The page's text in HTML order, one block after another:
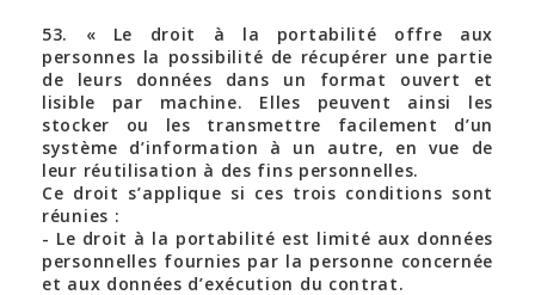
53. « Le droit à la portabilité offre aux
personnes la possibilité de récupérer une partie
de leurs données dans un format ouvert et
lisible par machine. Elles peuvent ainsi les
stocker ou les transmettre facilement d’un
système d’information à un autre, en vue de
leur réutilisation à des fins personnelles.
Ce droit s’applique si ces trois conditions sont
réunies :
- Le droit à la portabilité est limité aux données
personnelles fournies par la personne concernée
et aux données d’exécution du contrat.